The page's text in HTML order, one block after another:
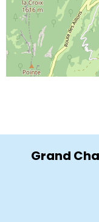
Grand